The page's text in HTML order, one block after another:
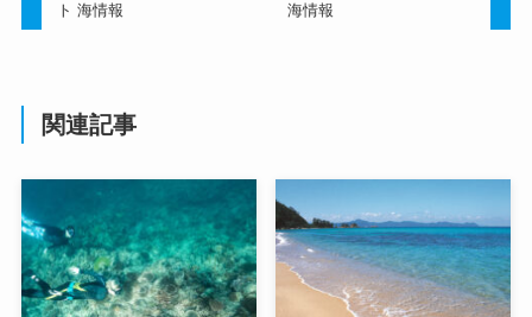
ト 海情報
海情報
関連記事